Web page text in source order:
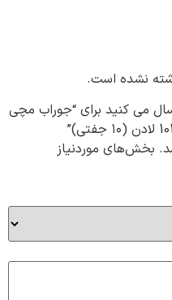
نشده است.
می کنید برای “جوراب مچی
بخش‌های موردنیاز